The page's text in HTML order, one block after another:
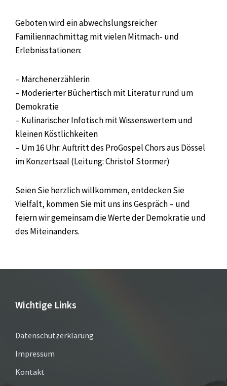
Geboten wird ein abwechslungsreicher
Familiennachmittag mit vielen Mitmach- und
Erlebnisstationen:
– Märchenerzählerin
– Moderierter Büchertisch mit Literatur rund um
Demokratie
– Kulinarischer Infotisch mit Wissenswertem und
kleinen Köstlichkeiten
– Um 16 Uhr: Auftritt des ProGospel Chors aus Dössel
im Konzertsaal (Leitung: Christof Störmer)
Seien Sie herzlich willkommen, entdecken Sie
Vielfalt, kommen Sie mit uns ins Gespräch – und
feiern wir gemeinsam die Werte der Demokratie und
des Miteinanders.
Wichtige Links
Datenschutzerklärung
Impressum
Kontakt